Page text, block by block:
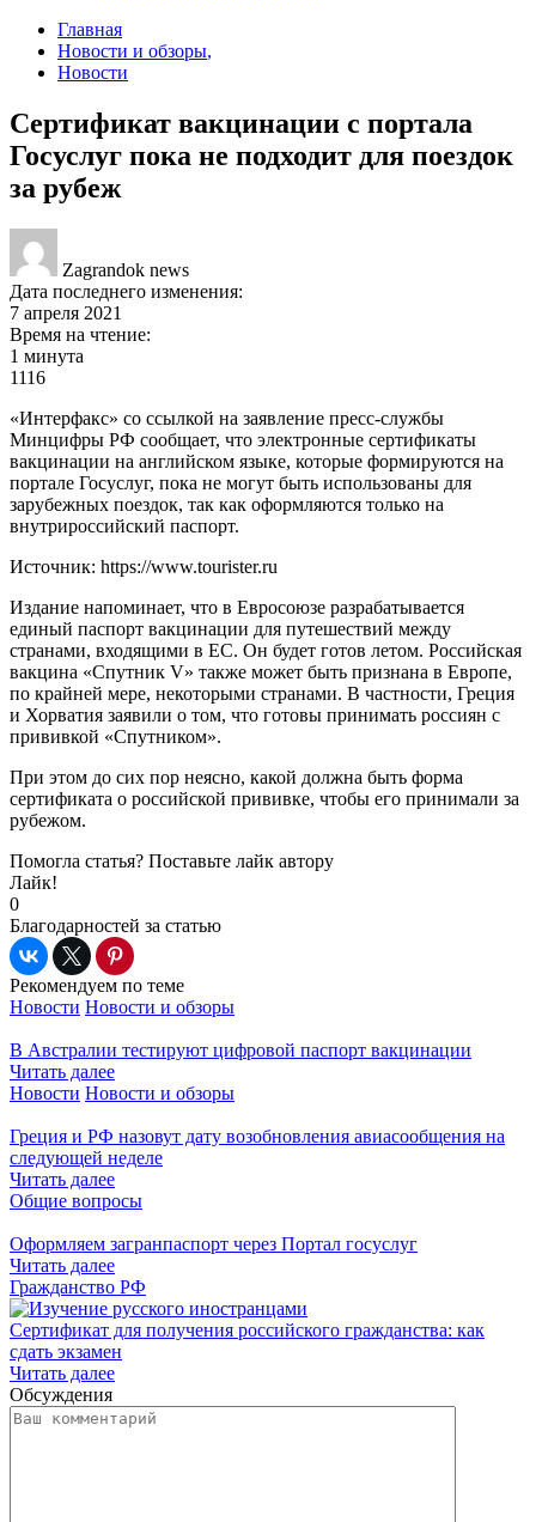
Главная
Новости и обзоры,
Новости
Сертификат вакцинации с портала
Госуслуг пока не подходит для поездок
за рубеж
Zagrandok news
Дата последнего изменения:
7 апреля 2021
Время на чтение:
1 минута
1116
«Интерфакс» со ссылкой на заявление пресс-службы
Минцифры РФ сообщает, что электронные сертификаты
вакцинации на английском языке, которые формируются на
портале Госуслуг, пока не могут быть использованы для
зарубежных поездок, так как оформляются только на
внутрироссийский паспорт.
Источник: https://www.tourister.ru
Издание напоминает, что в Евросоюзе разрабатывается
единый паспорт вакцинации для путешествий между
странами, входящими в ЕС. Он будет готов летом. Российская
вакцина «Спутник V» также может быть признана в Европе,
по крайней мере, некоторыми странами. В частности, Греция
и Хорватия заявили о том, что готовы принимать россиян с
прививкой «Спутником».
При этом до сих пор неясно, какой должна быть форма
сертификата о российской прививке, чтобы его принимали за
рубежом.
Помогла статья? Поставьте лайк автору
Лайк!
0
Благодарностей за статью
Рекомендуем по теме
Новости Новости и обзоры
В Австралии тестируют цифровой паспорт вакцинации
Читать далее
Новости Новости и обзоры
Греция и РФ назовут дату возобновления авиасообщения на
следующей неделе
Читать далее
Общие вопросы
Оформляем загранпаспорт через Портал госуслуг
Читать далее
Гражданство РФ
Сертификат для получения российского гражданства: как
сдать экзамен
Читать далее
Обсуждения